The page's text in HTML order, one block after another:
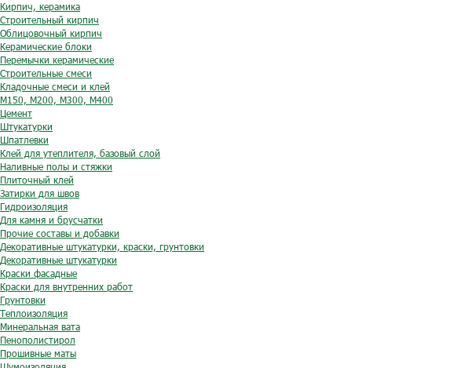
Кирпич, керамика
Строительный кирпич
Облицовочный кирпич
Керамические блоки
Перемычки керамические
Строительные смеси
Кладочные смеси и клей
М150, М200, М300, М400
Цемент
Штукатурки
Шпатлевки
Клей для утеплителя, базовый слой
Наливные полы и стяжки
Плиточный клей
Затирки для швов
Гидроизоляция
Для камня и брусчатки
Прочие составы и добавки
Декоративные штукатурки, краски, грунтовки
Декоративные штукатурки
Краски фасадные
Краски для внутренних работ
Грунтовки
Теплоизоляция
Минеральная вата
Пенополистирол
Прошивные маты